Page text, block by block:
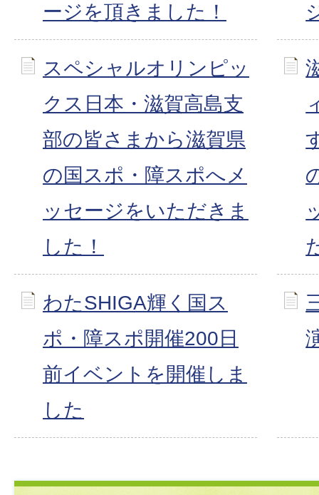
ージを頂きました！
スペシャルオリンピッ
クス日本・滋賀高島支
部の皆さまから滋賀県
の国スポ・障スポへメ
ッセージをいただきま
した！
わたSHIGA輝く国ス
ポ・障スポ開催200日
前イベントを開催しま
した